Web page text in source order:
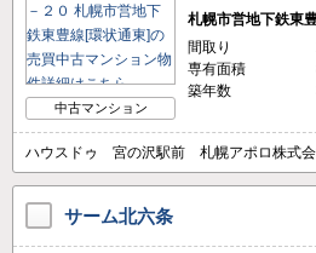
中古マンション
札幌市営地下鉄東
間取り
専有面積
築年数
ハウスドゥ 宮の沢駅前 札幌アポロ株式
サーム北六条